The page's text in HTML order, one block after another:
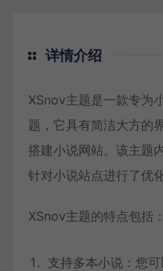
详情介绍
XSnov主题是一款专为
题，它具有简洁大方的
搭建小说网站。该主题
针对小说站点进行了优
XSnov主题的特点包括：
支持多本小说：您